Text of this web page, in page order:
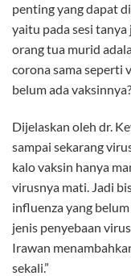
penting yang dapat
yaitu pada sesi
orang tua murid
corona sama seperti
belum ada vaksinnya?
Dijelaskan oleh dr.
sampai sekarang
kalo vaksin hanya
virusnya mati. Jadi
influenza yang
jenis penyebaan
Irawan
sekali.”